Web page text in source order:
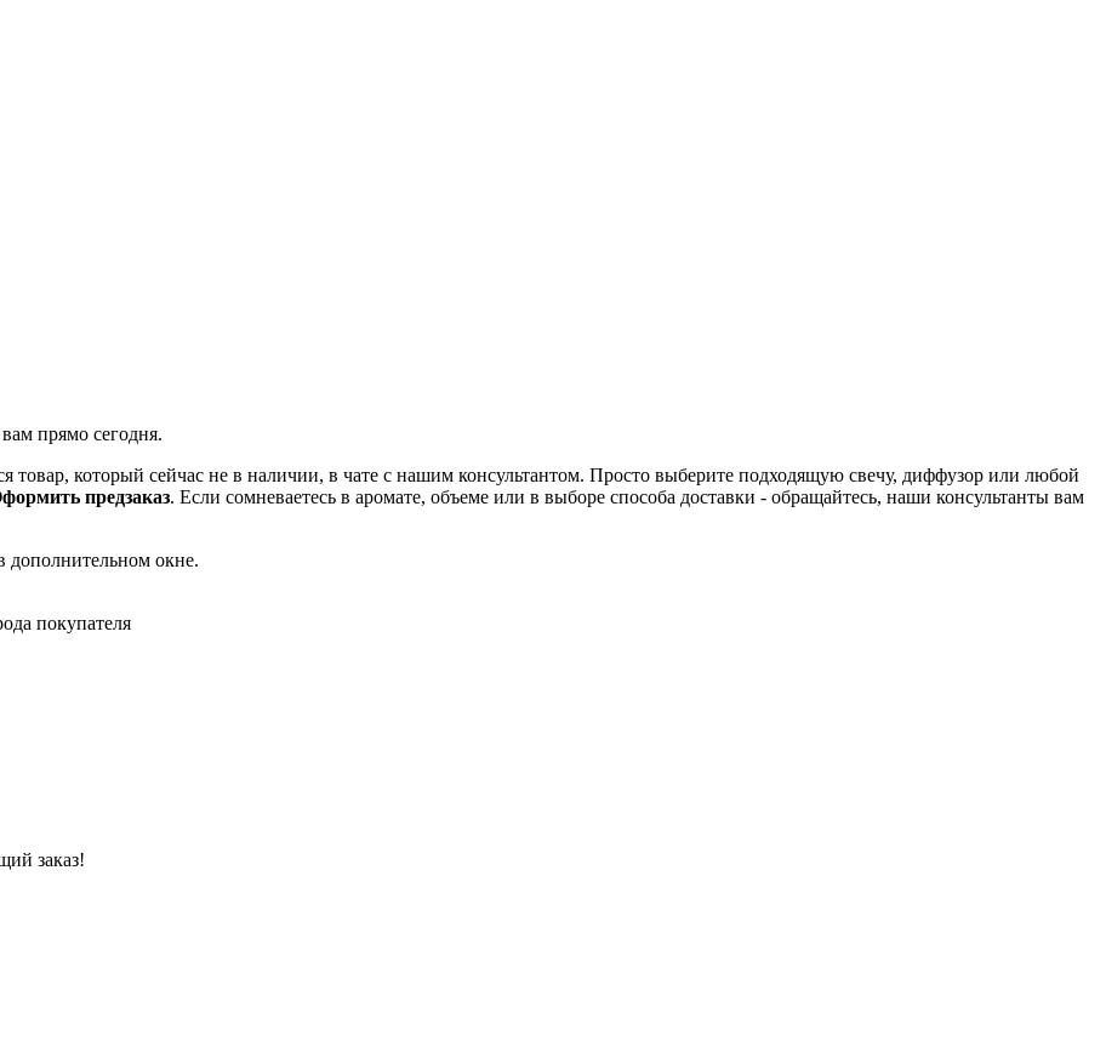
прямо сегодня.
товар, который сейчас не в наличии, в чате с нашим консультантом. Просто выберите подходящую свечу, диффузор или любой
предзаказ. Если сомневаетесь в аромате, объеме или в выборе способа доставки - обращайтесь, наши консультанты вам
дополнительном окне.
покупателя
заказ!